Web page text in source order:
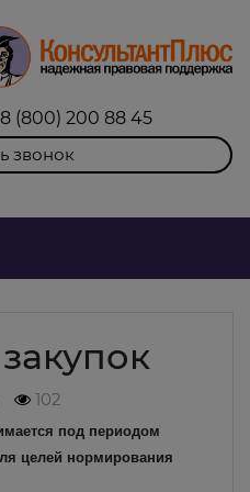
8 (800) 200 88 45
звонок
102
под периодом
целей нормирования